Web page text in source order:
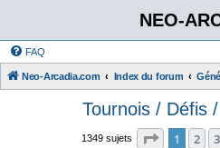
NEO-
FAQ
Neo-Arcadia.com Index du forum
Tournois / Défis
1349 sujets Page 1sur
1 2 3